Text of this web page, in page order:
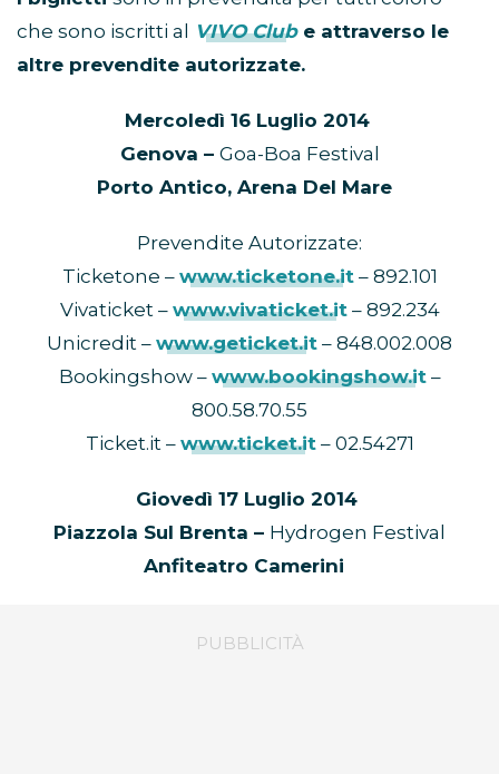
che sono iscritti al
VIVO Clube attraverso le
altre prevendite autorizzate.
Mercoledì 16 Luglio 2014
Genova – Goa-Boa Festival
Porto Antico, Arena Del Mare
Prevendite Autorizzate:
Ticketone – www.ticketone.it– 892.101
Vivaticket – www.vivaticket.it– 892.234
Unicredit – www.geticket.it – 848.002.008
Bookingshow – www.bookingshow.it–
800.58.70.55
Ticket.it – www.ticket.it– 02.54271
Giovedì 17 Luglio 2014
Piazzola Sul Brenta – Hydrogen Festival
Anfiteatro Camerini